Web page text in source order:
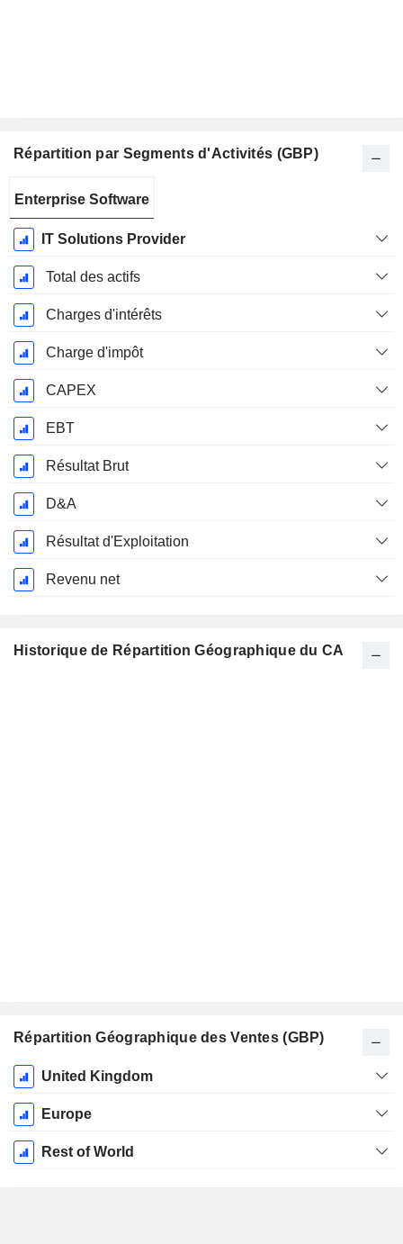
Répartition par Segments d'Activités (GBP)
Fiscale:
Février
Enterprise Software
IT Solutions Provider
Total des actifs
Charges d'intérêts
Charge d'impôt
CAPEX
EBT
Résultat Brut
D&A
Résultat d'Exploitation
Revenu net
Historique de Répartition Géographique du CA
Répartition Géographique des Ventes (GBP)
Période
Fiscale:
Février
United Kingdom
Europe
Rest of World